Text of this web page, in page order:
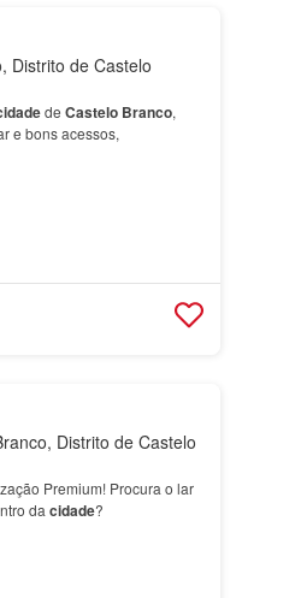
Distrito de Castelo
de Castelo Branco,
e bons acessos,
Distrito de Castelo
Premium! Procura o lar
da cidade?